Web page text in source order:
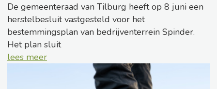
De gemeenteraad van Tilburg heeft op 8 juni een
herstelbesluit vastgesteld voor het
bestemmingsplan van bedrijventerrein Spinder.
Het plan sluit
lees meer